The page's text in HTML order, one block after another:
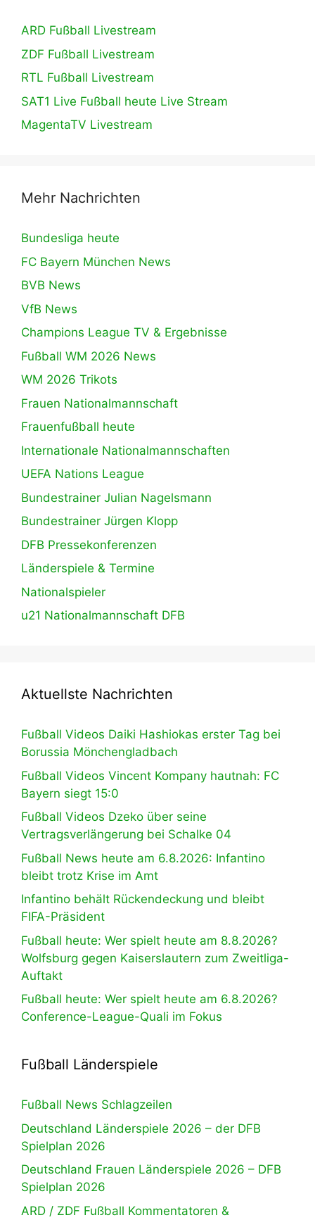
ARD Fußball Livestream
ZDF Fußball Livestream
RTL Fußball Livestream
SAT1 Live Fußball heute Live Stream
MagentaTV Livestream
Mehr Nachrichten
Bundesliga heute
FC Bayern München News
BVB News
VfB News
Champions League TV & Ergebnisse
Fußball WM 2026 News
WM 2026 Trikots
Frauen Nationalmannschaft
Frauenfußball heute
Internationale Nationalmannschaften
UEFA Nations League
Bundestrainer Julian Nagelsmann
Bundestrainer Jürgen Klopp
DFB Pressekonferenzen
Länderspiele & Termine
Nationalspieler
u21 Nationalmannschaft DFB
Aktuellste Nachrichten
Fußball Videos Daiki Hashiokas erster Tag bei
Borussia Mönchengladbach
Fußball Videos Vincent Kompany hautnah: FC
Bayern siegt 15:0
Fußball Videos Dzeko über seine
Vertragsverlängerung bei Schalke 04
Fußball News heute am 6.8.2026: Infantino
bleibt trotz Krise im Amt
Infantino behält Rückendeckung und bleibt
FIFA-Präsident
Fußball heute: Wer spielt heute am 8.8.2026?
Wolfsburg gegen Kaiserslautern zum Zweitliga-
Auftakt
Fußball heute: Wer spielt heute am 6.8.2026?
Conference-League-Quali im Fokus
Fußball Länderspiele
Fußball News Schlagzeilen
Deutschland Länderspiele 2026 – der DFB
Spielplan 2026
Deutschland Frauen Länderspiele 2026 – DFB
Spielplan 2026
ARD / ZDF Fußball Kommentatoren &